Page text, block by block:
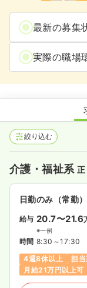
最新の募集
実際の職場
小規
絞り込む
介護・福祉系
日勤のみ（常勤）
給与 20.7〜21.6
※一例
時間 8:30～17:30
4週8休以上
担
月給21万円以上可